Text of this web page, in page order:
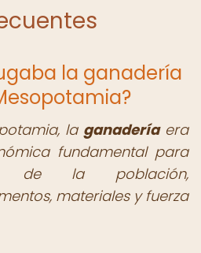
la ganadería
la ganaderíaera
fundamental para
de la población,
materiales y fuerza